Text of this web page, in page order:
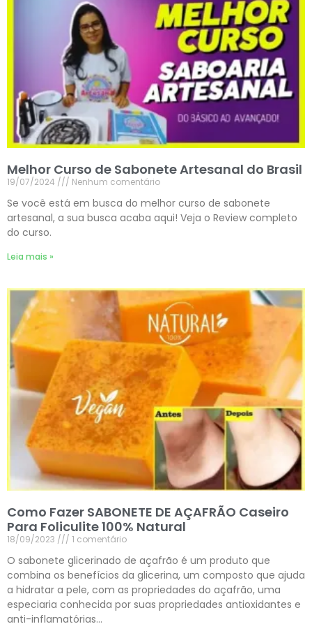
Melhor Curso de Sabonete Artesanal do Brasil
19/07/2024 Nenhum comentário
Se você está em busca do melhor curso de sabonete
artesanal, a sua busca acaba aqui! Veja o Review completo
do curso.
Leia mais »
Como Fazer SABONETE DE AÇAFRÃO Caseiro
Para Foliculite 100% Natural
18/09/2023 1 comentário
O sabonete glicerinado de açafrão é um produto que
combina os benefícios da glicerina, um composto que ajuda
a hidratar a pele, com as propriedades do açafrão, uma
especiaria conhecida por suas propriedades antioxidantes e
anti-inflamatórias…